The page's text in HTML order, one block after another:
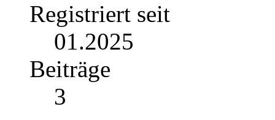
Registriert seit
01.2025
Beiträge
3